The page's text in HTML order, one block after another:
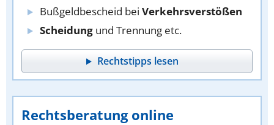
Bußgeldbescheid bei Verkehrsverstößen
Scheidung und Trennung etc.
Rechtstipps lesen
Rechtsberatung online